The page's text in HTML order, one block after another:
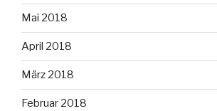
Mai 2018
April 2018
März 2018
Februar 2018